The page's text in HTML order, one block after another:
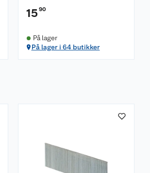
15 90
På lager
På lager i 64 butikker